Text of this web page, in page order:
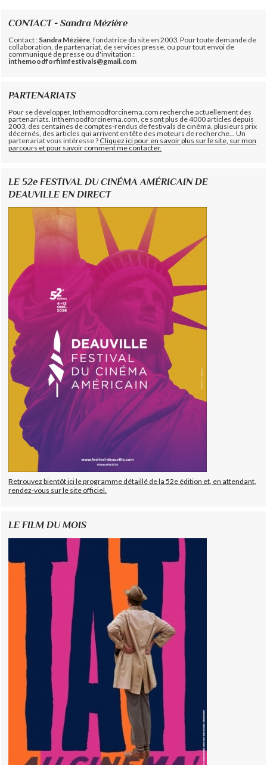
CONTACT - Sandra Mézière
Contact : Sandra Mézière , fondatrice du site en 2003. Pour toute demande de
collaboration, de partenariat, de services presse, ou pour tout envoi de
communiqué de presse ou d'invitation :
inthemoodforfilmfestivals@gmail.com
PARTENARIATS
Pour se développer, Inthemoodforcinema.com recherche actuellement des
partenariats. Inthemoodforcinema.com, ce sont plus de 4000 articles depuis
2003, des centaines de comptes-rendus de festivals de cinéma, plusieurs prix
décernés, des articles qui arrivent en tête des moteurs de recherche... Un
partenariat vous intéresse ?Cliquez ici pour en savoir plus sur le site, sur mon
parcours et pour savoir comment me contacter.
LE 52e FESTIVAL DU CINÉMA AMÉRICAIN DE
DEAUVILLE EN DIRECT
Retrouvez bientôt ici le programme détaillé de la 52e édition et, en attendant,
rendez-vous sur le site officiel.
LE FILM DU MOIS